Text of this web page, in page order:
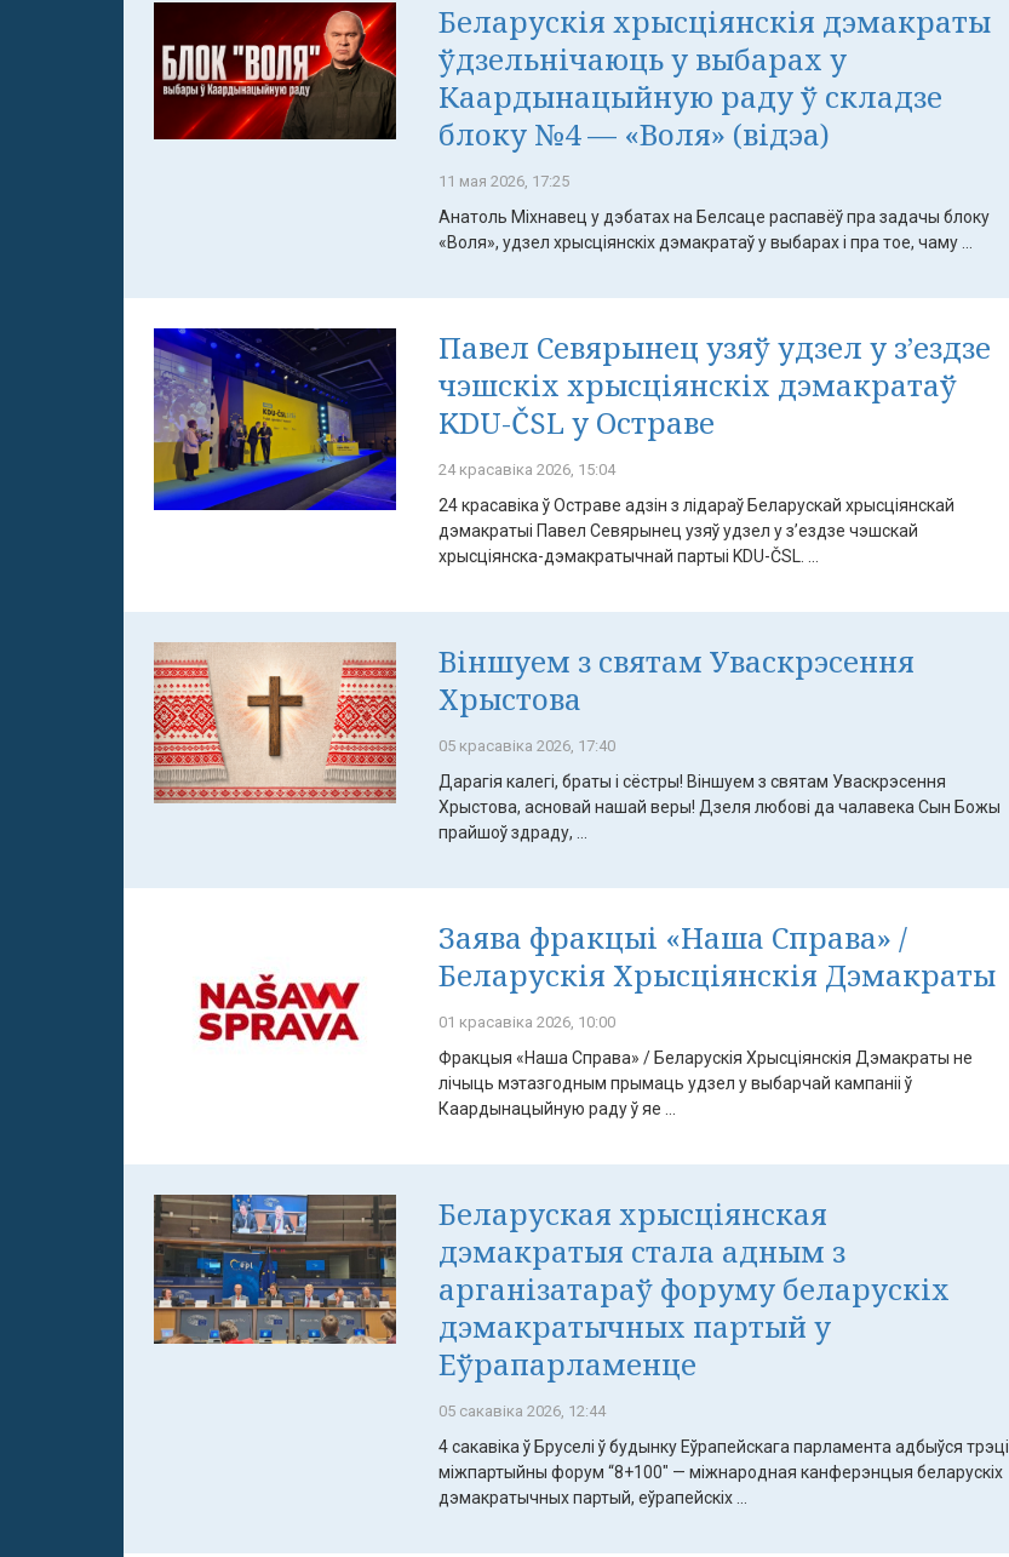
Беларускія хрысціянскія дэмакраты
ўдзельнічаюць у выбарах у
Каардынацыйную раду ў складзе
блоку №4 — «Воля» (відэа)
11 мая 2026, 17:25
Анатоль Міхнавец у дэбатах на Белсаце распавёў пра задачы блоку
«Воля», удзел хрысціянскіх дэмакратаў у выбарах і пра тое, чаму ...
Павел Севярынец узяў удзел у з’ездзе
чэшскіх хрысціянскіх дэмакратаў
KDU-ČSL у Остраве
24 красавіка 2026, 15:04
24 красавіка ў Остраве адзін з лідараў Беларускай хрысціянскай
дэмакратыі Павел Севярынец узяў удзел у з’ездзе чэшскай
хрысціянска-дэмакратычнай партыі KDU-ČSL. ...
Віншуем з святам Уваскрэсення
Хрыстова
05 красавіка 2026, 17:40
Дарагія калегі, браты і сёстры! Віншуем з святам Уваскрэсення
Хрыстова, асновай нашай веры! Дзеля любові да чалавека Сын Божы
прайшоў здраду, ...
Заява фракцыі «Наша Справа» /
Беларускія Хрысціянскія Дэмакраты
01 красавіка 2026, 10:00
Фракцыя «Наша Справа» / Беларускія Хрысціянскія Дэмакраты не
лічыць мэтазгодным прымаць удзел у выбарчай кампаніі ў
Каардынацыйную раду ў яе ...
Беларуская хрысціянская
дэмакратыя стала адным з
арганізатараў форуму беларускіх
дэмакратычных партый у
Еўрапарламенце
05 сакавіка 2026, 12:44
4 сакавіка ў Бруселі ў будынку Еўрапейскага парламента адбыўся трэці
міжпартыйны форум “8+100" — міжнародная канферэнцыя беларускіх
дэмакратычных партый, еўрапейскіх ...